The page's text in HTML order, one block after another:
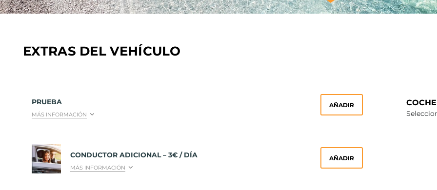
EXTRAS DEL VEHÍCULO
PRUEBA
MÁS INFORMACIÓN
AÑADIR
CONDUCTOR ADICIONAL – 3€ / DÍA
MÁS INFORMACIÓN
AÑADIR
COCHE